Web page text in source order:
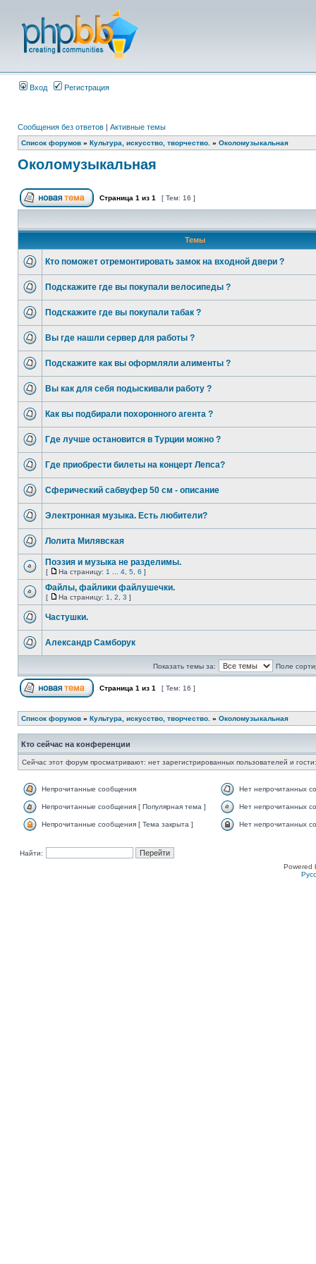
Вход Регистрация
Сообщения без ответов | Активные темы
Список форумов » Культура, искусство, творчество. » Околомузыкальная
Околомузыкальная
Страница 1 из 1 [ Тем: 16 ]
Темы
Кто поможет отремонтировать замок на входной двери ?
Подскажите где вы покупали велосипеды ?
Подскажите где вы покупали табак ?
Вы где нашли сервер для работы ?
Подскажите как вы оформляли алименты ?
Вы как для себя подыскивали работу ?
Как вы подбирали похоронного агента ?
Где лучше остановится в Турции можно ?
Где приобрести билеты на концерт Лепса?
Сферический сабвуфер 50 см - описание
Электронная музыка. Есть любители?
Лолита Милявская
Поэзия и музыка не разделимы.
[ На страницу: 1 4 5 6 ]
Файлы, файлики файлушечки.
[ На страницу: 1 2 3 ]
Частушки.
Александр Самборук
Показать темы за: Поле
Страница 1 из 1 [ Тем: 16 ]
Список форумов » Культура, искусство, творчество. » Околомузыкальная
Кто сейчас на конференции
Сейчас этот форум просматривают: нет зарегистрированных пользователей и
Непрочитанные сообщения Нет непрочитанных
Непрочитанные сообщения [ Популярная тема ] Нет непрочитанных
Непрочитанные сообщения [ Тема закрыта ] Нет непрочитанных
Найти:
Powered